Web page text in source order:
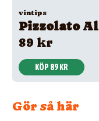
vintips
Pizzolato
89 kr
KÖP 89 KR
Gör så här